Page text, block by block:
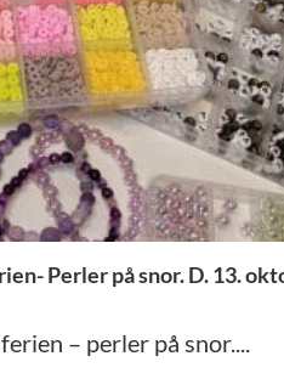
Perler på snor. D. 13.
– perler på snor....